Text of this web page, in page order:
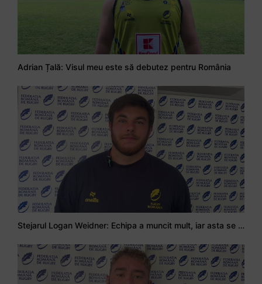
Adrian Țală: Visul meu este să debutez pentru România
Stejarul Logan Weidner: Echipa a muncit mult, iar asta se va vedea în meciurile de la Nations Cup